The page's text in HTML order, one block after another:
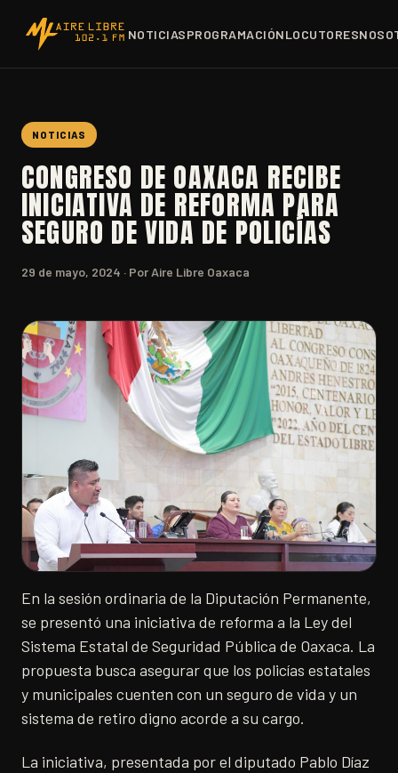
NOTICIASPROGRAMACIÓNLOCUTORES
NOTICIAS
CONGRESO DE OAXACA RECIBE
INICIATIVA DE REFORMA PARA
SEGURO DE VIDA DE POLICÍAS
29 de mayo, 2024 · Por Aire Libre Oaxaca
En la sesión ordinaria de la Diputación Permanente,
se presentó una iniciativa de reforma a la Ley del
Sistema Estatal de Seguridad Pública de Oaxaca. La
propuesta busca asegurar que los policías estatales
y municipales cuenten con un seguro de vida y un
sistema de retiro digno acorde a su cargo.
La iniciativa, presentada por el diputado Pablo Díaz